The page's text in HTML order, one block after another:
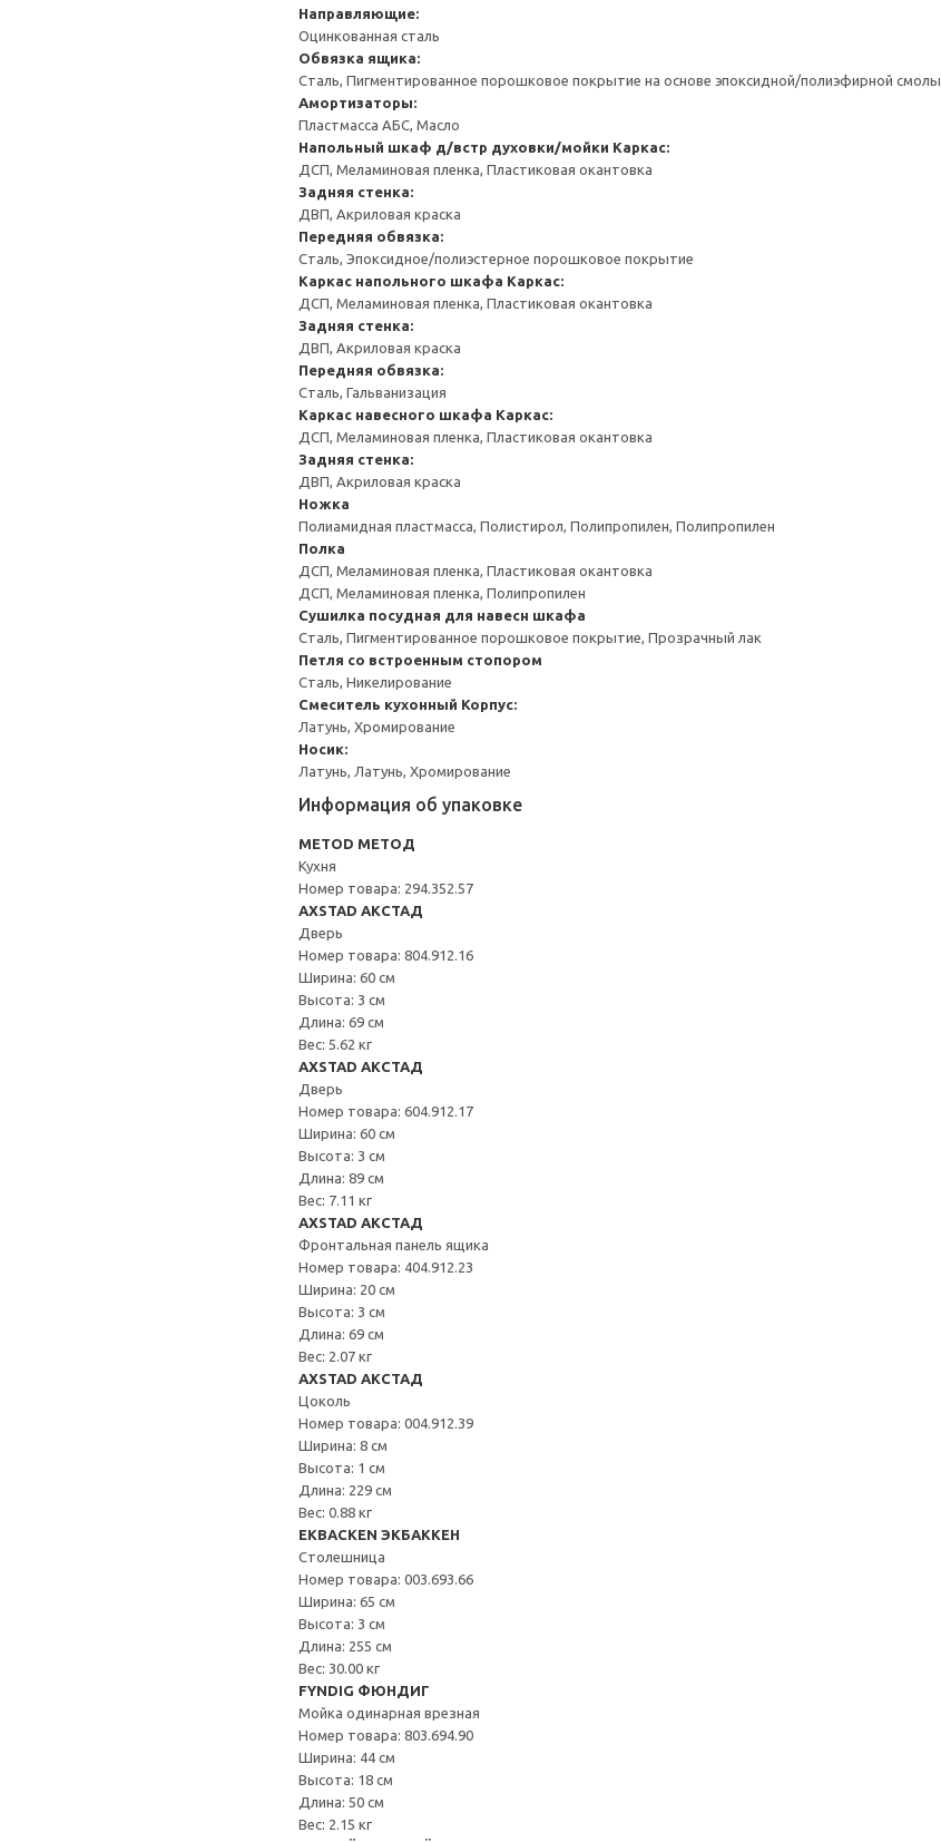
Направляющие:
Оцинкованная сталь
Обвязка ящика:
Сталь, Пигментированное порошковое покрытие на основе эпоксидной/полиэфирной смолы
Амортизаторы:
Пластмасса АБС, Масло
Напольный шкаф д/встр духовки/мойки Каркас:
ДСП, Меламиновая пленка, Пластиковая окантовка
Задняя стенка:
ДВП, Акриловая краска
Передняя обвязка:
Сталь, Эпоксидное/полиэстерное порошковое покрытие
Каркас напольного шкафа Каркас:
ДСП, Меламиновая пленка, Пластиковая окантовка
Задняя стенка:
ДВП, Акриловая краска
Передняя обвязка:
Сталь, Гальванизация
Каркас навесного шкафа Каркас:
ДСП, Меламиновая пленка, Пластиковая окантовка
Задняя стенка:
ДВП, Акриловая краска
Ножка
Полиамидная пластмасса, Полистирол, Полипропилен, Полипропилен
Полка
ДСП, Меламиновая пленка, Пластиковая окантовка
ДСП, Меламиновая пленка, Полипропилен
Сушилка посудная для навесн шкафа
Сталь, Пигментированное порошковое покрытие, Прозрачный лак
Петля со встроенным стопором
Сталь, Никелирование
Смеситель кухонный Корпус:
Латунь, Хромирование
Носик:
Латунь, Латунь, Хромирование
Информация об упаковке
METOD МЕТОД
Кухня
Номер товара: 294.352.57
AXSTAD АКСТАД
Дверь
Номер товара: 804.912.16
Ширина: 60 см
Высота: 3 см
Длина: 69 см
Вес: 5.62 кг
AXSTAD АКСТАД
Дверь
Номер товара: 604.912.17
Ширина: 60 см
Высота: 3 см
Длина: 89 см
Вес: 7.11 кг
AXSTAD АКСТАД
Фронтальная панель ящика
Номер товара: 404.912.23
Ширина: 20 см
Высота: 3 см
Длина: 69 см
Вес: 2.07 кг
AXSTAD АКСТАД
Цоколь
Номер товара: 004.912.39
Ширина: 8 см
Высота: 1 см
Длина: 229 см
Вес: 0.88 кг
EKBACKEN ЭКБАККЕН
Столешница
Номер товара: 003.693.66
Ширина: 65 см
Высота: 3 см
Длина: 255 см
Вес: 30.00 кг
FYNDIG ФЮНДИГ
Мойка одинарная врезная
Номер товара: 803.694.90
Ширина: 44 см
Высота: 18 см
Длина: 50 см
Вес: 2.15 кг